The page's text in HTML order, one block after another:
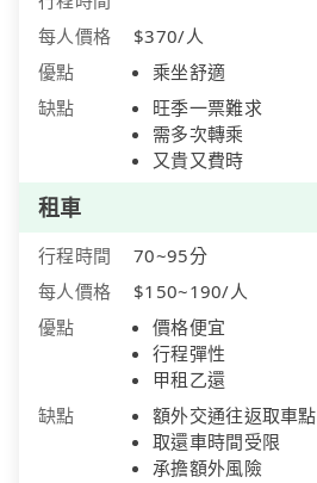
每人價格
$370/人
優點
乘坐舒適
缺點
旺季一票難求
需多次轉乘
又貴又費時
租車
行程時間
70~95分
每人價格
$150~190/人
優點
價格便宜
行程彈性
甲租乙還
缺點
額外交通往返取車點
取還車時間受限
承擔額外風險